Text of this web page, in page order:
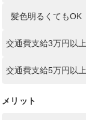
髪色明るくてもOK
交通費支給3万円以上
交通費支給5万円以上
メリット